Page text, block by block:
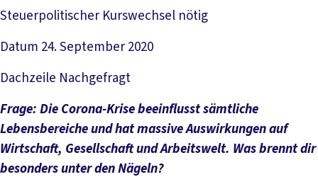
Steuerpolitischer Kurswechsel nötig
Datum 24. September 2020
Dachzeile Nachgefragt
Frage: Die Corona-Krise beeinflusst sämtliche
Lebensbereiche und hat massive Auswirkungen auf
Wirtschaft, Gesellschaft und Arbeitswelt. Was brennt dir
besonders unter den Nägeln?